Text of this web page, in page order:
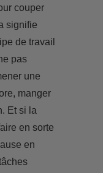
couper
signifie
de travail
pas
une
manger
Et si la
en sorte
en